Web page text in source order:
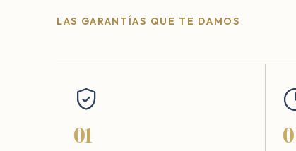
LAS GARANTÍAS QUE TE DAMOS
01